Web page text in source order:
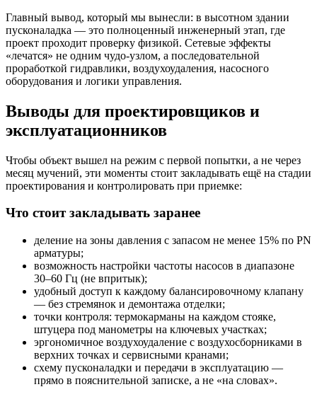
Главный вывод, который мы вынесли: в высотном здании
пусконаладка — это полноценный инженерный этап, где
проект проходит проверку физикой. Сетевые эффекты
«лечатся» не одним чудо-узлом, а последовательной
проработкой гидравлики, воздухоудаления, насосного
оборудования и логики управления.
Выводы для проектировщиков и
эксплуатационников
Чтобы объект вышел на режим с первой попытки, а не через
месяц мучений, эти моменты стоит закладывать ещё на стадии
проектирования и контролировать при приемке:
Что стоит закладывать заранее
деление на зоны давления с запасом не менее 15% по PN
арматуры;
возможность настройки частоты насосов в диапазоне
30–60 Гц (не впритык);
удобный доступ к каждому балансировочному клапану
— без стремянок и демонтажа отделки;
точки контроля: термокарманы на каждом стояке,
штуцера под манометры на ключевых участках;
эргономичное воздухоудаление с воздухосборниками в
верхних точках и сервисными кранами;
схему пусконаладки и передачи в эксплуатацию —
прямо в пояснительной записке, а не «на словах».